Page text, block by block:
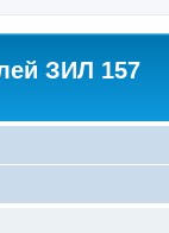
ЗИЛ 157